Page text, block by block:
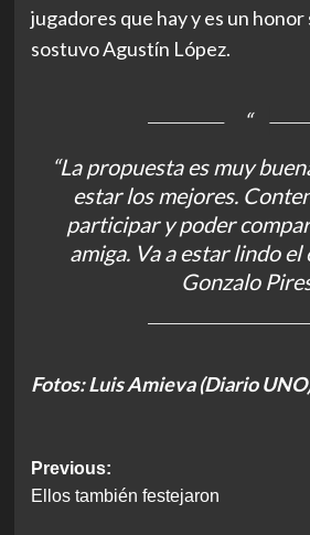
jugadores que hay y es un
sostuvo Agustín López.
“La propuesta es muy
estar los mejores.
participar y poder
amiga. Va a estar lindo el
Gonzalo
Fotos: Luis Amieva (Diario
Post
navigation
Previous:
Ellos también festejaron